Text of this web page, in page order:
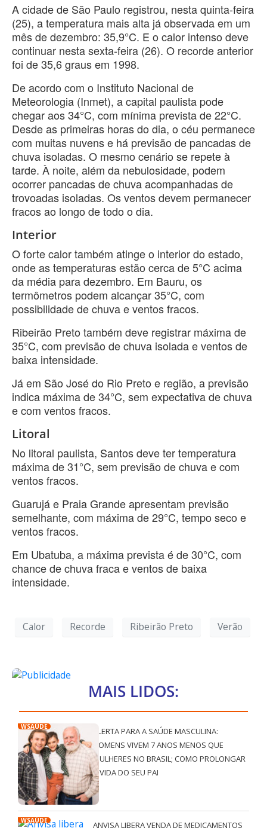
A cidade de São Paulo registrou, nesta quinta-feira
(25), a temperatura mais alta já observada em um
mês de dezembro: 35,9°C. E o calor intenso deve
continuar nesta sexta-feira (26). O recorde anterior
foi de 35,6 graus em 1998.
De acordo com o Instituto Nacional de
Meteorologia (Inmet), a capital paulista pode
chegar aos 34°C, com mínima prevista de 22°C.
Desde as primeiras horas do dia, o céu permanece
com muitas nuvens e há previsão de pancadas de
chuva isoladas. O mesmo cenário se repete à
tarde. À noite, além da nebulosidade, podem
ocorrer pancadas de chuva acompanhadas de
trovoadas isoladas. Os ventos devem permanecer
fracos ao longo de todo o dia.
Interior
O forte calor também atinge o interior do estado,
onde as temperaturas estão cerca de 5°C acima
da média para dezembro. Em Bauru, os
termômetros podem alcançar 35°C, com
possibilidade de chuva e ventos fracos.
Ribeirão Preto também deve registrar máxima de
35°C, com previsão de chuva isolada e ventos de
baixa intensidade.
Já em São José do Rio Preto e região, a previsão
indica máxima de 34°C, sem expectativa de chuva
e com ventos fracos.
Litoral
No litoral paulista, Santos deve ter temperatura
máxima de 31°C, sem previsão de chuva e com
ventos fracos.
Guarujá e Praia Grande apresentam previsão
semelhante, com máxima de 29°C, tempo seco e
ventos fracos.
Em Ubatuba, a máxima prevista é de 30°C, com
chance de chuva fraca e ventos de baixa
intensidade.
Calor Recorde Ribeirão Preto Verão
MAIS LIDOS:
WSAÚDE
ALERTA PARA A SAÚDE MASCULINA:
HOMENS VIVEM 7 ANOS MENOS QUE
MULHERES NO BRASIL; COMO PROLONGAR
A VIDA DO SEU PAI
WSAÚDE ANVISA LIBERA VENDA DE MEDICAMENTOS